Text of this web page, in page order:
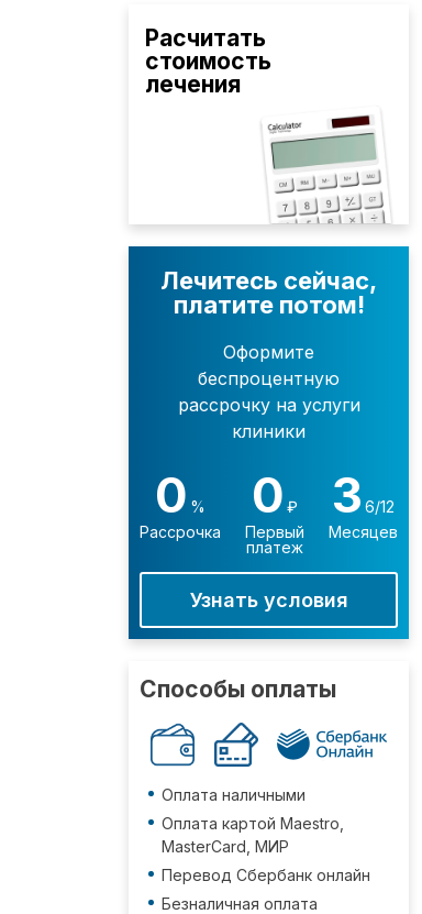
Расчитать
стоимость
лечения
Лечитесь сейчас,
платите потом!
Оформите
беспроцентную
рассрочку на услуги
клиники
0 %
Рассрочка
0 ₽
Первый
платеж
3 6/12
Месяцев
Узнать условия
Способы оплаты
Оплата наличными
Оплата картой Maestro,
MasterCard, МИР
Перевод Сбербанк онлайн
Безналичная оплата